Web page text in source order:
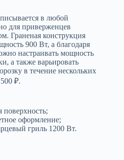
в любой
для приверженцев
Граненая конструкция
900 Вт, а благодаря
настраивать мощность
а также варьировать
в течение нескольких
₽.
поверхность;
оформление;
гриль 1200 Вт.